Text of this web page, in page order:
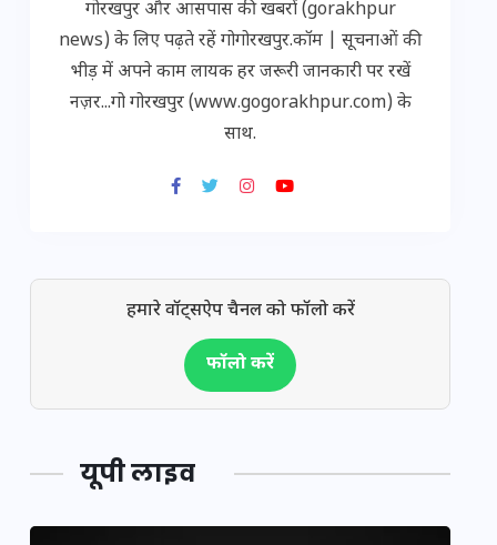
गोरखपुर और आसपास की खबरों (gorakhpur
news) के लिए पढ़ते रहें गोगोरखपुर.कॉम | सूचनाओं की
भीड़ में अपने काम लायक हर जरूरी जानकारी पर रखें
नज़र...गो गोरखपुर (www.gogorakhpur.com) के
साथ.
हमारे वॉट्सऐप चैनल को फॉलो करें
फॉलो करें
यूपी लाइव